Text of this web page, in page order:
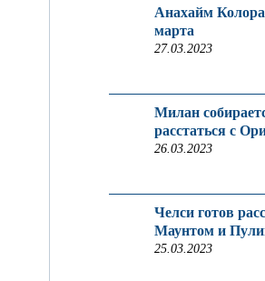
Анахайм
марта
27.03.2023
Милан
расстаться с
26.03.2023
Челси готов
Маунтом и
25.03.2023